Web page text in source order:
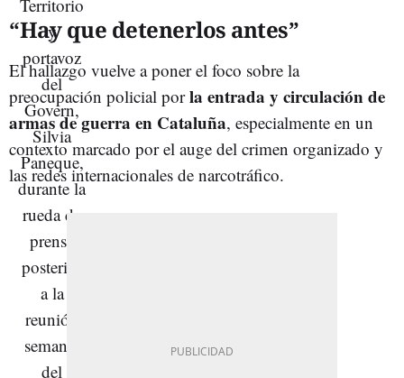
“Hay que detenerlos antes”
El hallazgo vuelve a poner el foco sobre la
preocupación policial porla entrada y circulación de
armas de guerra en Cataluña, especialmente en un
contexto marcado por el auge del crimen organizado y
las redes internacionales de narcotráfico.